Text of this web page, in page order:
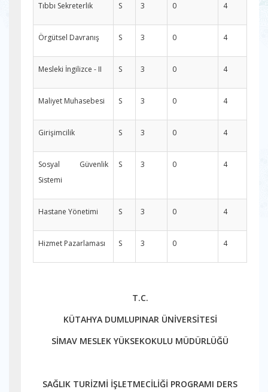
Tıbbı Sekreterlik S 3 0 4
Örgütsel Davranış S 3 0 4
Mesleki İngilizce - II S 3 0 4
Maliyet Muhasebesi S 3 0 4
Girişimcilik S 3 0 4
Sosyal Güvenlik
Sistemi
S 3 0 4
Hastane Yönetimi S 3 0 4
Hizmet Pazarlaması S 3 0 4
T.C.
KÜTAHYA DUMLUPINAR ÜNİVERSİTESİ
SİMAV MESLEK YÜKSEKOKULU MÜDÜRLÜĞÜ
SAĞLIK TURİZMİ İŞLETMECİLİĞİ PROGRAMI DERS